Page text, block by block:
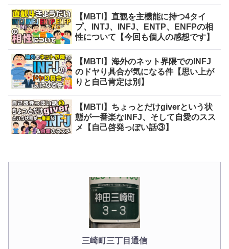
【MBTI】直観を主機能に持つ4タイ
プ、INTJ、INFJ、ENTP、ENFPの相
性について【今回も個人の感想です】
【MBTI】海外のネット界隈でのINFJ
のドヤり具合が気になる件【思い上が
りと自己肯定は別】
【MBTI】ちょっとだけgiverという状
態が一番楽なINFJ、そして自愛のスス
メ【自己啓発っぽい話③】
三崎町三丁目通信